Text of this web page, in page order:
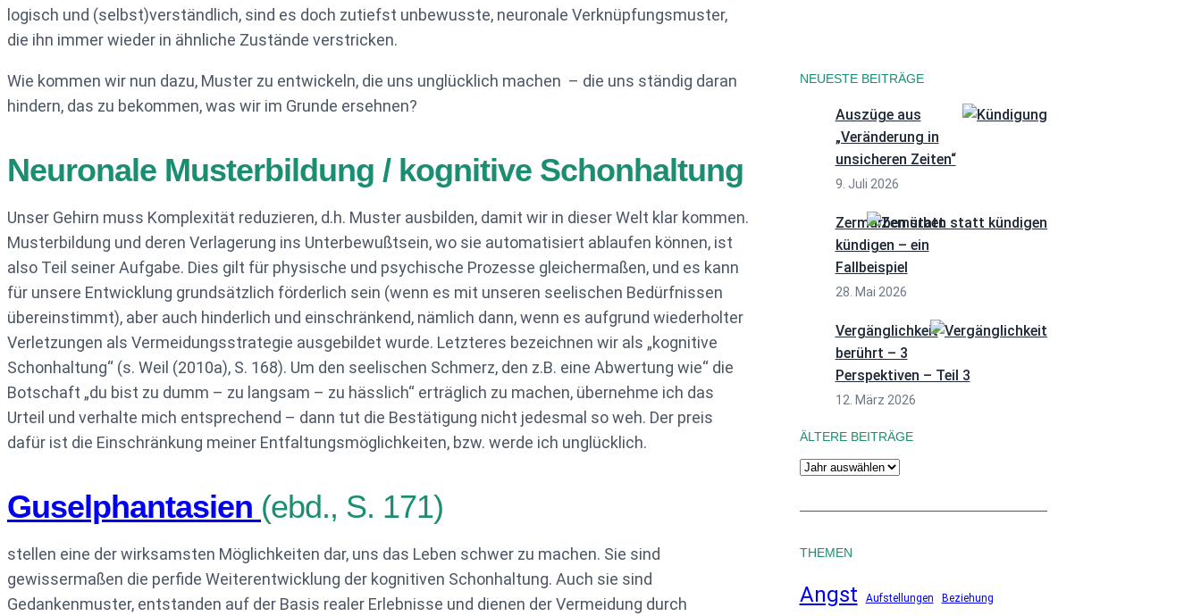
logisch und (selbst)verständlich, sind es doch zutiefst unbewusste, neuronale Verknüpfungsmuster,
die ihn immer wieder in ähnliche Zustände verstricken.
Wie kommen wir nun dazu, Muster zu entwickeln, die uns unglücklich machen – die uns ständig daran
hindern, das zu bekommen, was wir im Grunde ersehnen?
Neuronale Musterbildung / kognitive Schonhaltung
Unser Gehirn muss Komplexität reduzieren, d.h. Muster ausbilden, damit wir in dieser Welt klar kommen.
Musterbildung und deren Verlagerung ins Unterbewußtsein, wo sie automatisiert ablaufen können, ist
also Teil seiner Aufgabe. Dies gilt für physische und psychische Prozesse gleichermaßen, und es kann
für unsere Entwicklung grundsätzlich förderlich sein (wenn es mit unseren seelischen Bedürfnissen
übereinstimmt), aber auch hinderlich und einschränkend, nämlich dann, wenn es aufgrund wiederholter
Verletzungen als Vermeidungsstrategie ausgebildet wurde. Letzteres bezeichnen wir als „kognitive
Schonhaltung“ (s. Weil (2010a), S. 168). Um den seelischen Schmerz, den z.B. eine Abwertung wie“ die
Botschaft „du bist zu dumm – zu langsam – zu hässlich“ erträglich zu machen, übernehme ich das
Urteil und verhalte mich entsprechend – dann tut die Bestätigung nicht jedesmal so weh. Der preis
dafür ist die Einschränkung meiner Entfaltungsmöglichkeiten, bzw. werde ich unglücklich.
Guselphantasien (ebd., S. 171)
stellen eine der wirksamsten Möglichkeiten dar, uns das Leben schwer zu machen. Sie sind
gewissermaßen die perfide Weiterentwicklung der kognitiven Schonhaltung. Auch sie sind
Gedankenmuster, entstanden auf der Basis realer Erlebnisse und dienen der Vermeidung durch
NEUESTE BEITRÄGE
Auszüge aus
„Veränderung in
unsicheren Zeiten“
9. Juli 2026
Zermürben statt
kündigen – ein
Fallbeispiel
28. Mai 2026
Vergänglichkeit
berührt – 3
Perspektiven – Teil 3
12. März 2026
ÄLTERE BEITRÄGE
A
c
v
THEMEN
Angst Aufstellungen Beziehung